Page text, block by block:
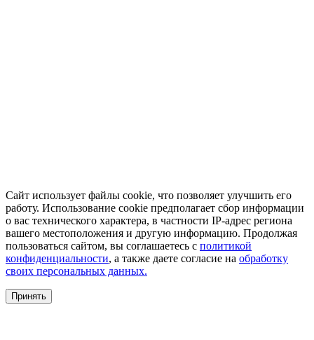
Сайт использует файлы cookie, что позволяет улучшить его
работу. Использование cookie предполагает сбор информации
о вас технического характера, в частности IP-адрес региона
вашего местоположения и другую информацию. Продолжая
пользоваться сайтом, вы соглашаетесь с политикой
конфиденциальности, а также даете согласие на обработку
своих персональных данных.
Принять